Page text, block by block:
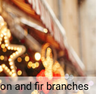
and fir branches